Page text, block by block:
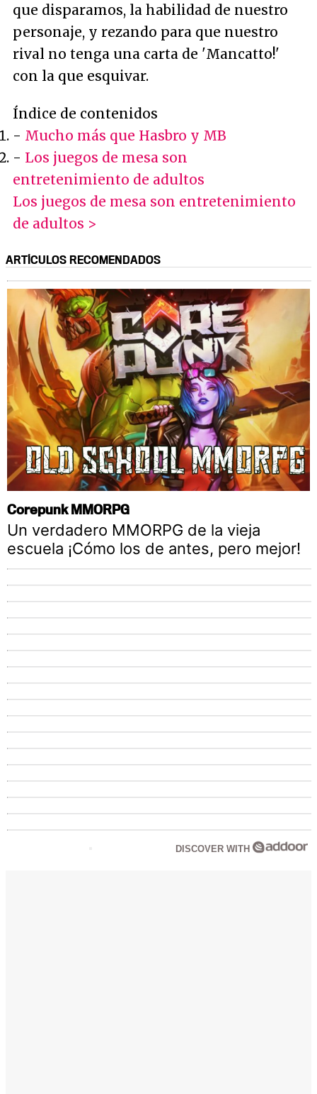
que disparamos, la habilidad de nuestro
personaje, y rezando para que nuestro
rival no tenga una carta de 'Mancatto!'
con la que esquivar.
Índice de contenidos
- Mucho más que Hasbro y MB
- Los juegos de mesa son
entretenimiento de adultos
Los juegos de mesa son entretenimiento
de adultos >
ARTÍCULOS RECOMENDADOS
Corepunk MMORPG
Un verdadero MMORPG de la vieja
escuela ¡Cómo los de antes, pero mejor!
DISCOVER WITH